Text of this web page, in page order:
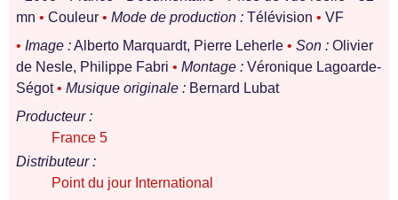
mn • Couleur • Mode de production : Télévision • VF
• Image :Alberto Marquardt, Pierre Leherle • Son : Olivier
de Nesle, Philippe Fabri • Montage : Véronique Lagoarde-
Ségot• Musique originale : Bernard Lubat
Producteur :
France 5
Distributeur :
Point du jour International